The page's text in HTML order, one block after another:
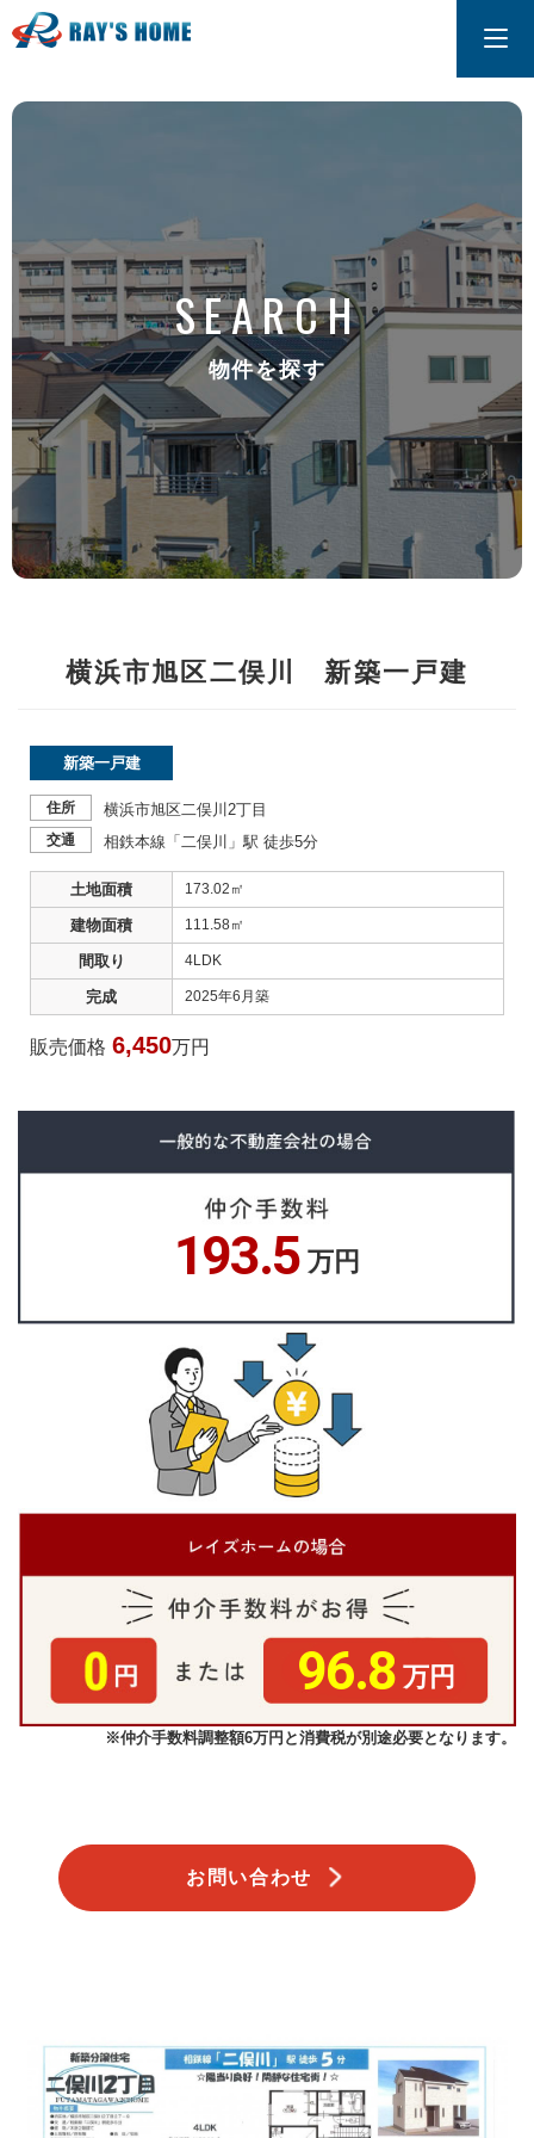
SEARCH
物件を探す
横浜市旭区二俣川 新築一戸建
新築一戸建
住所 横浜市旭区二俣川2丁目
交通 相鉄本線「二俣川」駅 徒歩5分
土地面積 173.02㎡
建物面積 111.58㎡
間取り 4LDK
完成 2025年6月築
販売価格 6,450万円
193.5 万円
96.8 万円
※仲介手数料調整額6万円と消費税が別途必要となります。
お問い合わせ